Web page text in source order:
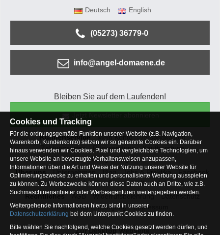
Deutsch English
(05273) 36779-0
info@angel-domaene.de
Bleiben Sie auf dem Laufenden!
Kundenservice Mein Konto
Versandkosten
Zahlungsarten
Rücksendung
Kaufberatung
Häufige Fragen
Über uns
Unternehmen Blog Jobs & Praktika
Facebook
Osterfeldsee
Archiv Sitemap
Kontaktformular
Rechtliches
AGB Widerrufsbelehrung
Datenschutz
Altbatterie-Entsorgung
Impressum
Zur Desktop Webseite
Cookies und Tracking
Für die ordnungsgemäße Funktion unserer Website (z.B. Navigation,
Warenkorb, Kundenkonto) setzen wir so genannte Cookies ein. Darüber
hinaus verwenden wir Cookies, Pixel und vergleichbare Technologien, um
unsere Website an bevorzugte Verhaltensweisen anzupassen,
Informationen über die Art und Weise der Nutzung unserer Website für
Optimierungszwecke zu erhalten und personalisierte Werbung ausspielen
zu können. Zu Werbezwecke können diese Daten auch an Dritte, wie z.B.
Suchmaschinenanbieter oder Werbeagenturen weitergegeben werden.
Weitergehende Informationen hierzu sind in unserer
Datenschutzerklärung bei dem Unterpunkt Cookies zu finden.
Bitte wählen Sie nachfolgend, welche Cookies gesetzt werden dürfen, und